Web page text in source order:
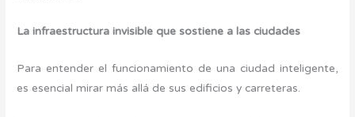
La infraestructura invisible que sostiene a las ciudades
Para entender el funcionamiento de una ciudad inteligente,
es esencial mirar más allá de sus edificios y carreteras.